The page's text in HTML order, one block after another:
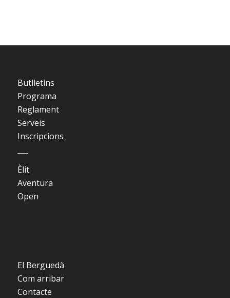
Butlletins
Programa
Reglament
Serveis
Inscripcions
Èlit
Aventura
Open
El Berguedà
Com arribar
Contacte